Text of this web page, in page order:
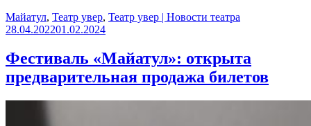
Майатул, Театр увер, Театр увер | Новости театра
28.04.202201.02.2024
Фестиваль «Майатул»: открыта
предварительная продажа билетов